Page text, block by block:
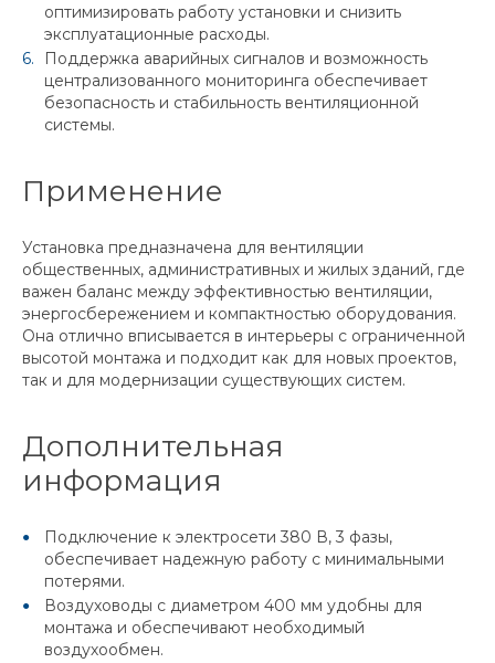
оптимизировать работу установки и снизить
эксплуатационные расходы.
Поддержка аварийных сигналов и возможность
централизованного мониторинга обеспечивает
безопасность и стабильность вентиляционной
системы.
Применение
Установка предназначена для вентиляции
общественных, административных и жилых зданий, где
важен баланс между эффективностью вентиляции,
энергосбережением и компактностью оборудования.
Она отлично вписывается в интерьеры с ограниченной
высотой монтажа и подходит как для новых проектов,
так и для модернизации существующих систем.
Дополнительная
информация
Подключение к электросети 380 В, 3 фазы,
обеспечивает надежную работу с минимальными
потерями.
Воздуховоды с диаметром 400 мм удобны для
монтажа и обеспечивают необходимый
воздухообмен.